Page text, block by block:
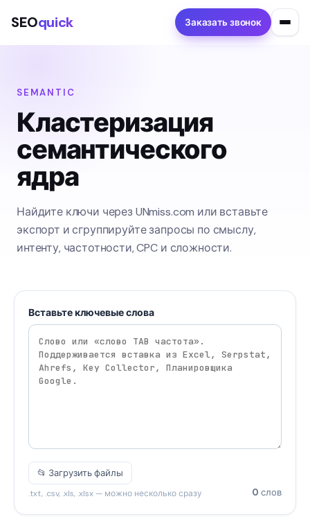
SEOquick Заказать звонок
SEMANTIC
Кластеризация
семантического
ядра
Найдите ключи через UNmiss.com или вставьте
экспорт и сгруппируйте запросы по смыслу,
интенту, частотности, CPC и сложности.
Вставьте ключевые слова
📂 Загрузить файлы
.txt, .csv, .xls, .xlsx — можно несколько сразу 0 слов